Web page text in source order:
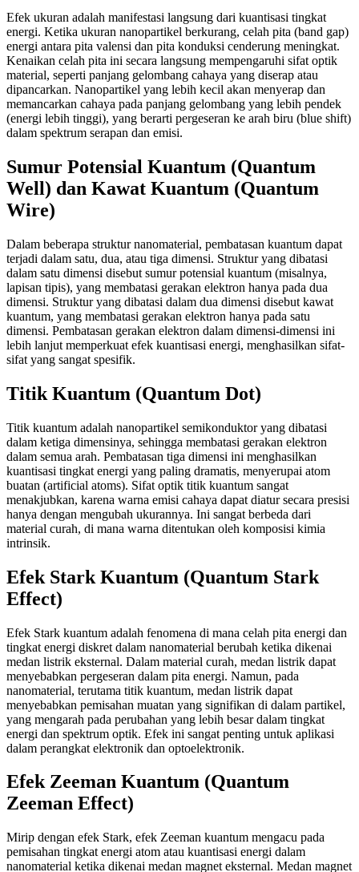
Efek ukuran adalah manifestasi langsung dari kuantisasi tingkat
energi. Ketika ukuran nanopartikel berkurang, celah pita (band gap)
energi antara pita valensi dan pita konduksi cenderung meningkat.
Kenaikan celah pita ini secara langsung mempengaruhi sifat optik
material, seperti panjang gelombang cahaya yang diserap atau
dipancarkan. Nanopartikel yang lebih kecil akan menyerap dan
memancarkan cahaya pada panjang gelombang yang lebih pendek
(energi lebih tinggi), yang berarti pergeseran ke arah biru (blue shift)
dalam spektrum serapan dan emisi.
Sumur Potensial Kuantum (Quantum
Well) dan Kawat Kuantum (Quantum
Wire)
Dalam beberapa struktur nanomaterial, pembatasan kuantum dapat
terjadi dalam satu, dua, atau tiga dimensi. Struktur yang dibatasi
dalam satu dimensi disebut sumur potensial kuantum (misalnya,
lapisan tipis), yang membatasi gerakan elektron hanya pada dua
dimensi. Struktur yang dibatasi dalam dua dimensi disebut kawat
kuantum, yang membatasi gerakan elektron hanya pada satu
dimensi. Pembatasan gerakan elektron dalam dimensi-dimensi ini
lebih lanjut memperkuat efek kuantisasi energi, menghasilkan sifat-
sifat yang sangat spesifik.
Titik Kuantum (Quantum Dot)
Titik kuantum adalah nanopartikel semikonduktor yang dibatasi
dalam ketiga dimensinya, sehingga membatasi gerakan elektron
dalam semua arah. Pembatasan tiga dimensi ini menghasilkan
kuantisasi tingkat energi yang paling dramatis, menyerupai atom
buatan (artificial atoms). Sifat optik titik kuantum sangat
menakjubkan, karena warna emisi cahaya dapat diatur secara presisi
hanya dengan mengubah ukurannya. Ini sangat berbeda dari
material curah, di mana warna ditentukan oleh komposisi kimia
intrinsik.
Efek Stark Kuantum (Quantum Stark
Effect)
Efek Stark kuantum adalah fenomena di mana celah pita energi dan
tingkat energi diskret dalam nanomaterial berubah ketika dikenai
medan listrik eksternal. Dalam material curah, medan listrik dapat
menyebabkan pergeseran dalam pita energi. Namun, pada
nanomaterial, terutama titik kuantum, medan listrik dapat
menyebabkan pemisahan muatan yang signifikan di dalam partikel,
yang mengarah pada perubahan yang lebih besar dalam tingkat
energi dan spektrum optik. Efek ini sangat penting untuk aplikasi
dalam perangkat elektronik dan optoelektronik.
Efek Zeeman Kuantum (Quantum
Zeeman Effect)
Mirip dengan efek Stark, efek Zeeman kuantum mengacu pada
pemisahan tingkat energi atom atau kuantisasi energi dalam
nanomaterial ketika dikenai medan magnet eksternal. Medan magnet